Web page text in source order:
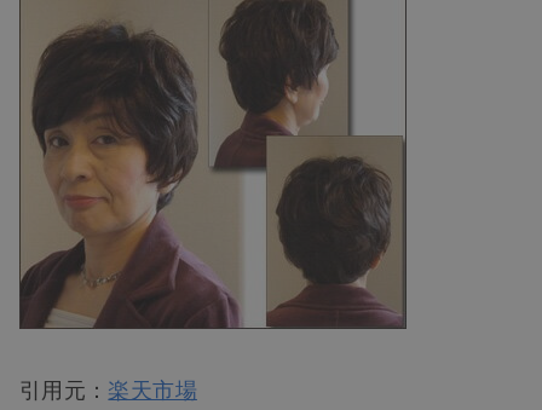
引用元： 楽天市場